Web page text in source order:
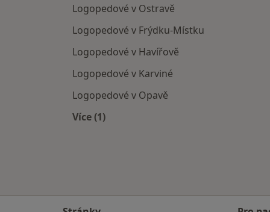
Logopedové v Ostravě
Logopedové v Frýdku-Místku
Logopedové v Havířově
Logopedové v Karviné
Logopedové v Opavě
Více (1)